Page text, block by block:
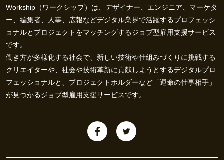
Workship（ワークシップ）は、デザイナー、エンジニア、マーケタ
ー、編集者、人事、広報などデジタル業界で活躍するプロフェッシ
ョナルとプロジェクトをマッチングするジョブ型雇用支援サービス
です。
働き方が多様化する社会で、新しい技術や仕組みづくりに挑戦する
クリエイターや、社会や技術革新に貢献しようとするデジタルプロ
フェッショナルと、プロジェクトホルダーなど「運命の仕事相手」
が見つかるジョブ型雇用支援サービスです。